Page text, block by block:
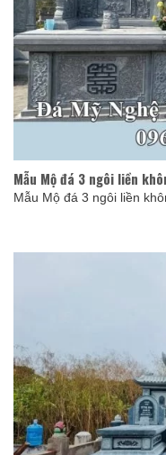
Mẫu Mộ đá 3 ngôi liền
Mẫu Mộ đá 3 ngôi liền